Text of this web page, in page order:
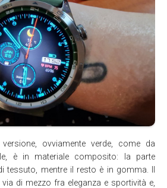
ovviamente verde, come da
è in materiale composito: la parte
tessuto, mentre il resto è in gomma. Il
di mezzo fra eleganza e sportività e,